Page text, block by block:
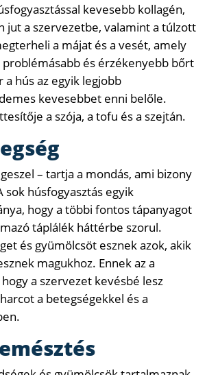
kevesebb kollagén,
jut a szervezetbe, valamint a túlzott
a májat és a vesét, amely
problémásabb és érzékenyebb bőrt
hús az egyik legjobb
kevesebbet enni belőle.
a szója, a tofu és a szejtán.
– tartja a mondás, ami bizony
sok húsfogyasztás egyik
hogy a többi fontos tápanyagot
táplálék háttérbe szorul.
és gyümölcsöt esznek azok, akik
magukhoz. Ennek az a
a szervezet kevésbé lesz
a betegségekkel és a